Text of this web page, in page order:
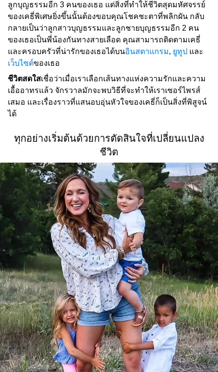
ลูกบุญธรรมอีก 3 คนของเธอ แต่สิ่งที่ทำให้ชีวิตสุดมหัศจรรย์
ของเคธี่พิเศษยิ่งขึ้นนั้นต้องขอบคุณโชคชะตาที่พลิกผัน กลับ
กลายเป็นว่าลูกสาวบุญธรรมและลูกชายบุญธรรมอีก 2 คน
ของเธอเป็นพี่น้องกันทางสายเลือด คุณสามารถติดตามเคธี่
และครอบครัวที่น่ารักของเธอได้บนอินสตาแกรม, ยูทูป และ
เว็บไซต์ของเธอ
ชีวิตสดใสเชื่อว่าเมื่อเราเลือกเส้นทางแห่งความรักและความ
เอื้ออาทรแล้ว จักรวาลมักจะพบวิธีที่จะทำให้เราเซอร์ไพรส์
เสมอ และเรื่องราวที่แสนอบอุ่นหัวใจของเคธี่ก็เป็นสิ่งที่พิสูจน์
ได้
ทุกอย่างเริ่มต้นด้วยการตัดสินใจที่เปลี่ยนแปลง
ชีวิต